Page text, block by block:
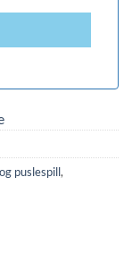
puslespill,